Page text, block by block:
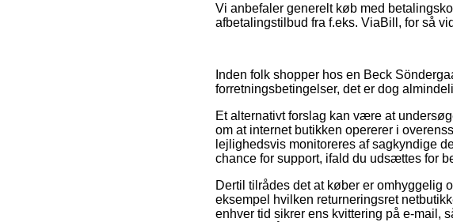
Vi anbefaler generelt køb med
afbetalingstilbud fra f.eks. ViaBill, for så
Inden folk shopper hos en Beck
forretningsbetingelser, det er dog
Et alternativt forslag kan være at
om at internet butikken opererer i
lejlighedsvis monitoreres af sagkyndige
chance for support, ifald du udsættes for
Dertil tilrådes det at køber er omhyggelig
eksempel hvilken returneringsret
enhver tid sikrer ens kvittering på e-mail,